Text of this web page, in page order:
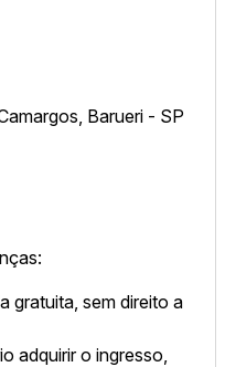
Barueri - SP
gratuita, sem direito a
adquirir o ingresso,